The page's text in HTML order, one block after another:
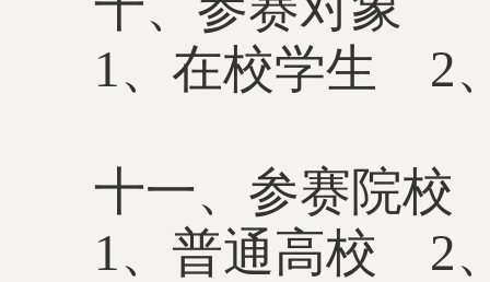
1、在校学生 2
十一、参赛院校
1、普通高校 2